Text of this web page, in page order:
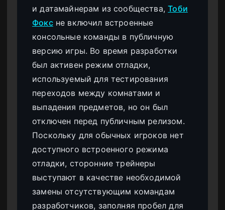
и датамайнерам из сообщества,Тоби
Фоксне включил встроенные
консольные команды в публичную
версию игры. Во время разработки
был активен режим отладки,
используемый для тестирования
переходов между комнатами и
выпадения предметов, но он был
отключен перед публичным релизом.
Поскольку для обычных игроков нет
доступного встроенного режима
отладки, сторонние трейнеры
выступают в качестве необходимой
замены отсутствующим командам
разработчиков, заполняя пробел для